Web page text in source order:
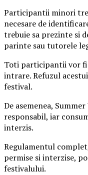
Participantii minori
necesare de
trebuie sa prezinte si
parinte sau tutorele
Toti participantii vor
intrare. Refuzul
festival.
De asemenea,
responsabil, iar
interzis.
Regulamentul
permise si interzise,
festivalului.